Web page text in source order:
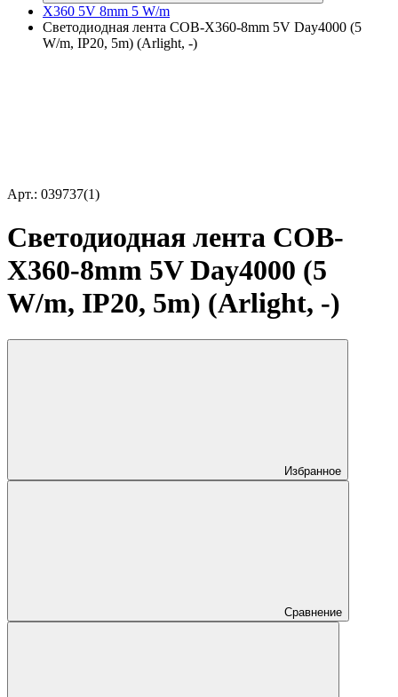
X360 5V 8mm 5 W/m
Светодиодная лента COB-X360-8mm 5V Day4000 (5
W/m, IP20, 5m) (Arlight, -)
Арт.: 039737(1)
Светодиодная лента COB-
X360-8mm 5V Day4000 (5
W/m, IP20, 5m) (Arlight, -)
Избранное
Сравнение